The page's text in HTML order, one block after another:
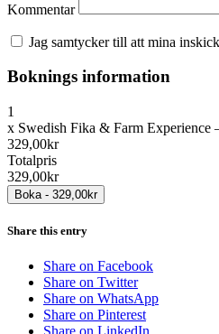
Kommentar
Jag samtycker till att mina
Boknings information
1
x Swedish Fika & Farm Experience
329,00kr
Totalpris
329,00kr
Share this entry
Share on Facebook
Share on Twitter
Share on WhatsApp
Share on Pinterest